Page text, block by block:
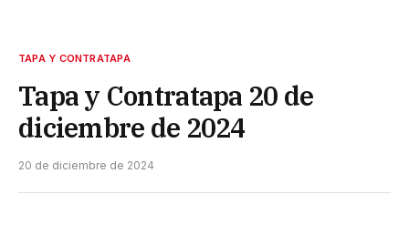
TAPA Y CONTRATAPA
Tapa y Contratapa 20 de
diciembre de 2024
20 de diciembre de 2024